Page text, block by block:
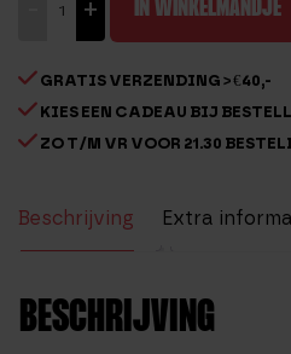
+ IN WINKELMANDJE
GRATIS VERZENDING > €40,-
KIES EEN CADEAU BIJ
ZO T/M VR VOOR 21.30
Beschrijving
Extra
BESCHRIJVING